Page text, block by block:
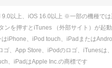
以上、iOS 16.0以上 ※一部の機種で
ンを押すとiTunes （外部サイト）が起
はiPhone、iPod touch、iPadまたは
ゴ、App Store、iPodのロゴ、iTunesは
、iPadはApple Inc.の商標です